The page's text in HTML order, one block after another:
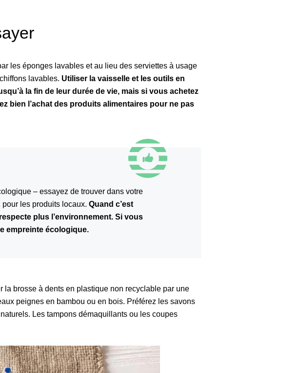
les éponges lavables et au lieu des serviettes à usage
lavables. Utiliser la vaisselle et les outils en
la fin de leur durée de vie, mais si vous achetez
bien l’achat des produits alimentaires pour ne pas
– essayez de trouver dans votre
les produits locaux. Quand c’est
plus l’environnement. Si vous
empreinte écologique.
brosse à dents en plastique non recyclable par une
peignes en bambou ou en bois. Préférez les savons
Les tampons démaquillants ou les coupes